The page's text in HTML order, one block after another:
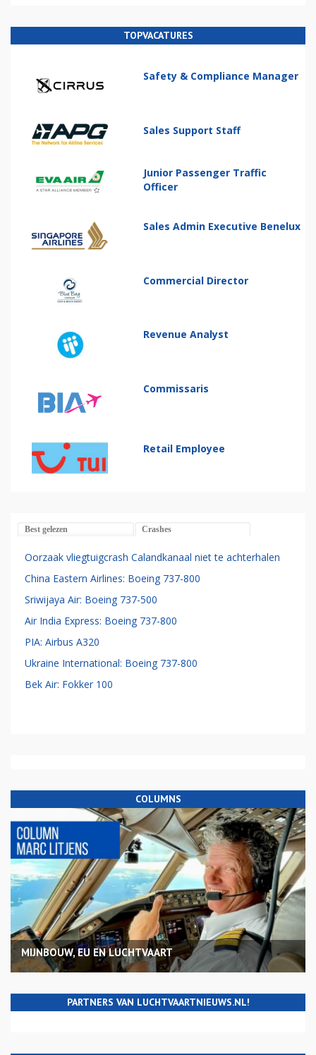
TOPVACATURES
Safety & Compliance Manager
Sales Support Staff
Junior Passenger Traffic
Officer
Sales Admin Executive Benelux
Commercial Director
Revenue Analyst
Commissaris
Retail Employee
Best gelezen Crashes
Oorzaak vliegtuigcrash Calandkanaal niet te achterhalen
China Eastern Airlines: Boeing 737-800
Sriwijaya Air: Boeing 737-500
Air India Express: Boeing 737-800
PIA: Airbus A320
Ukraine International: Boeing 737-800
Bek Air: Fokker 100
COLUMNS
MIJNBOUW, EU EN LUCHTVAART
PARTNERS VAN LUCHTVAARTNIEUWS.NL!